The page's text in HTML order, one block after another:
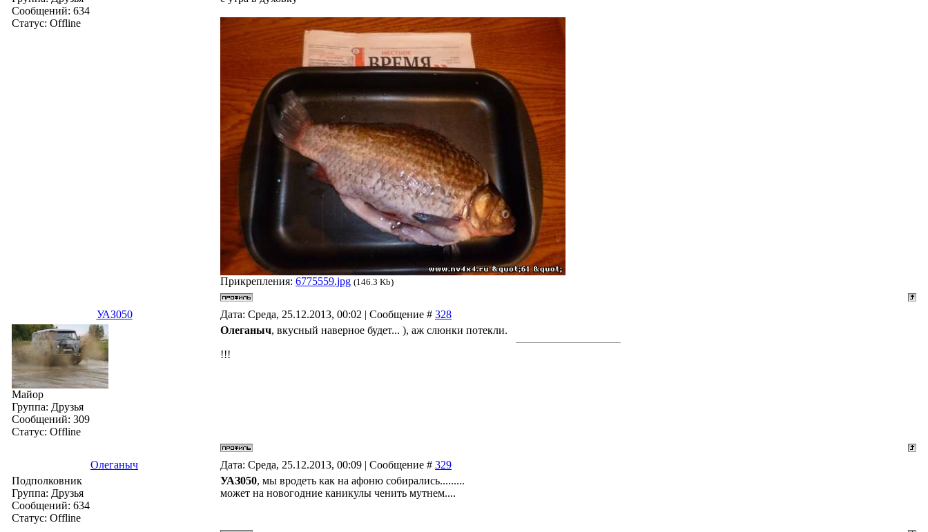
Сообщений: 634
Статус: Offline
Прикрепления: 6775559.jpg (146.3 Kb)
УАЗ050 Дата: Среда, 25.12.2013, 00:02 | Сообщение # 328
Майор
Группа: Друзья
Сообщений: 309
Статус: Offline
Олеганыч, вкусный наверное будет... ), аж слюнки потекли.
!!!
Олеганыч Дата: Среда, 25.12.2013, 00:09 | Сообщение # 329
Подполковник
Группа: Друзья
Сообщений: 634
Статус: Offline
УАЗ050, мы вродеть как на афоню собирались.........
может на новогодние каникулы ченить мутнем....